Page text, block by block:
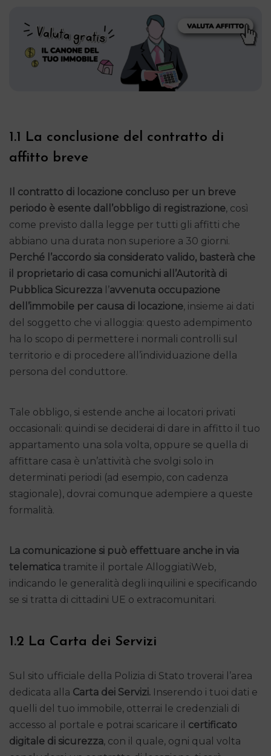
1.1 La conclusione del contratto di
affitto breve
Il contratto di locazione concluso per un breve
periodo è esente dall’obbligo di registrazione, così
come previsto dalla legge per tutti gli affitti che
abbiano una durata non superiore a 30 giorni.
Perché l’accordo sia considerato valido, basterà che
il proprietario di casa comunichi all’Autorità di
Pubblica Sicurezza l’avvenuta occupazione
dell’immobile per causa di locazione, insieme ai dati
del soggetto che vi alloggia: questo adempimento
ha lo scopo di permettere i normali controlli sul
territorio e di procedere all’individuazione della
persona del conduttore.
Tale obbligo, si estende anche ai locatori privati
occasionali: quindi se deciderai di dare in affitto il tuo
appartamento una sola volta, oppure se quella di
affittare casa è un’attività che svolgi solo in
determinati periodi (ad esempio, con cadenza
stagionale), dovrai comunque adempiere a queste
formalità.
La comunicazione si può effettuare anche in via
telematica tramite il portale AlloggiatiWeb,
indicando le generalità degli inquilini e specificando
se si tratta di cittadini UE o extracomunitari.
1.2 La Carta dei Servizi
Sul sito ufficiale della Polizia di Stato troverai l’area
dedicata alla Carta dei Servizi. Inserendo i tuoi dati e
quelli del tuo immobile, otterrai le credenziali di
accesso al portale e potrai scaricare il certificato
digitale di sicurezza, con il quale, ogni qual volta